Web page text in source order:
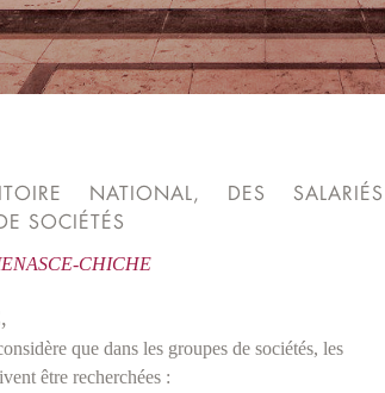
NATIONAL, DES SALARIÉS
SOCIÉTÉS
CHICHE
que dans les groupes de sociétés, les
être recherchées :